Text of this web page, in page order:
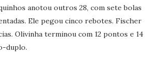
anotou outros 28, com sete bolas
Ele pegou cinco rebotes. Fischer
Olivinha terminou com 12 pontos e 14
duplo.